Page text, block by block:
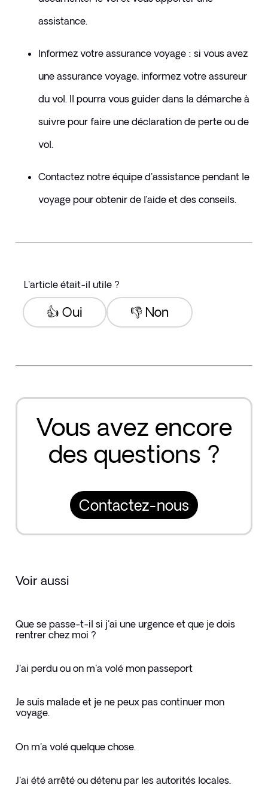
assistance.
Informez votre assurance voyage : si vous avez
une assurance voyage, informez votre assureur
du vol. Il pourra vous guider dans la démarche à
suivre pour faire une déclaration de perte ou de
vol.
Contactez notre équipe d'assistance pendant le
voyage pour obtenir de l’aide et des conseils.
L'article était-il utile ?
👎 Non
👍 Oui
Vous avez encore
des questions ?
Contactez-nous
Voir aussi
Que se passe-t-il si j'ai une urgence et que je dois
rentrer chez moi ?
J'ai perdu ou on m'a volé mon passeport
Je suis malade et je ne peux pas continuer mon
voyage.
On m'a volé quelque chose.
J'ai été arrêté ou détenu par les autorités locales.